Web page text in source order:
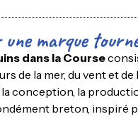
marque
dans la Course
de la mer, du vent et de
conception, la
breton, inspiré